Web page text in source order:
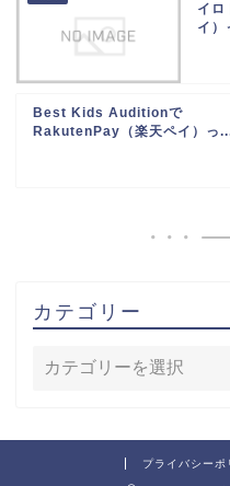
イ
イ）
Best Kids Auditionで
RakutenPay（楽天ペイ）っ
カテゴリー
プライバシーポ